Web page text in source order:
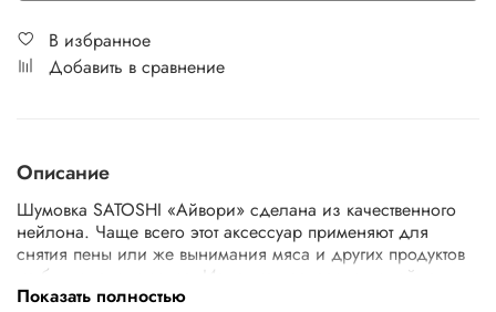
В избранное
Добавить в сравнение
Описание
Шумовка SATOSHI «Айвори» сделана из качественного
нейлона. Чаще всего этот аксессуар применяют для
снятия пены или же вынимания мяса и других продуктов
из бульона или соуса. Изделие прекрасно подойдет для
посуды с антипригарным, тефлоновым или керамическим
Показать полностью